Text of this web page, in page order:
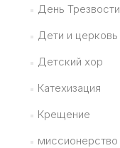
День Трезвости
Дети и церковь
Детский хор
Катехизация
Крещение
миссионерство